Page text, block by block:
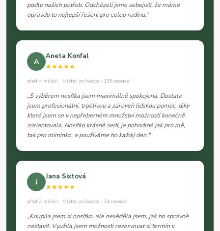
podle našich potřeb. Odcházeli jsme sebejistí, že máme
opravdu to nejlepší řešení pro celou rodinu."
A
Aneta Konfal
★★★★★
před 4 měsíci · Místní průvodce · 135 recenzí
„S výběrem nosítka jsem maximálně spokojená. Dostala
jsem profesionální, trpělivou a zároveň lidskou pomoc, díky
které jsem se v nepřeberném množství možností konečně
zorientovala. Nosítko krásně sedí, je pohodlné jak pro mě,
tak pro miminko, a používáme ho každý den."
J
Jana Sixtová
★★★★★
před 2 měsíci · Místní průvodce · 24 recenzí
„Koupila jsem si nosítko, ale nevěděla jsem, jak ho správně
nastavit. Využila jsem možnosti rezervovat si termín v